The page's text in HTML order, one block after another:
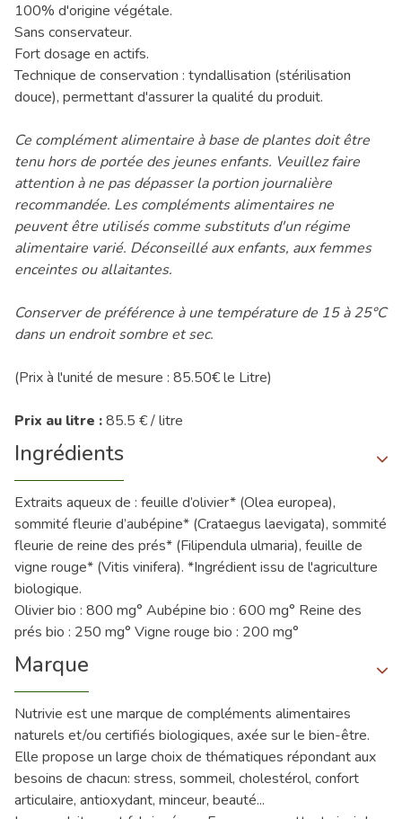
100% d'origine végétale.
Sans conservateur.
Fort dosage en actifs.
Technique de conservation : tyndallisation (stérilisation
douce), permettant d'assurer la qualité du produit.
Ce complément alimentaire à base de plantes doit être
tenu hors de portée des jeunes enfants. Veuillez faire
attention à ne pas dépasser la portion journalière
recommandée. Les compléments alimentaires ne
peuvent être utilisés comme substituts d'un régime
alimentaire varié. Déconseillé aux enfants, aux femmes
enceintes ou allaitantes.
Conserver de préférence à une température de 15 à 25°C
dans un endroit sombre et sec.
(Prix à l'unité de mesure : 85.50€ le Litre)
Prix au litre :85.5 € / litre
Ingrédients
Extraits aqueux de : feuille d’olivier* (Olea europea),
sommité fleurie d’aubépine* (Crataegus laevigata), sommité
fleurie de reine des prés* (Filipendula ulmaria), feuille de
vigne rouge* (Vitis vinifera). *Ingrédient issu de l'agriculture
biologique.
Olivier bio : 800 mg° Aubépine bio : 600 mg° Reine des
prés bio : 250 mg° Vigne rouge bio : 200 mg°
Marque
Nutrivie est une marque de compléments alimentaires
naturels et/ou certifiés biologiques, axée sur le bien-être.
Elle propose un large choix de thématiques répondant aux
besoins de chacun: stress, sommeil, cholestérol, confort
articulaire, antioxydant, minceur, beauté...